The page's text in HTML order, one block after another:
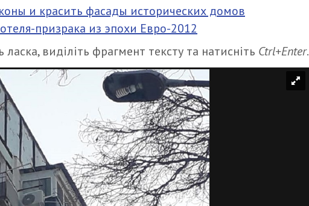
и красить фасады исторических домов
призрака из эпохи Евро-2012
виділіть фрагмент тексту та натисніть Ctrl+Enter.